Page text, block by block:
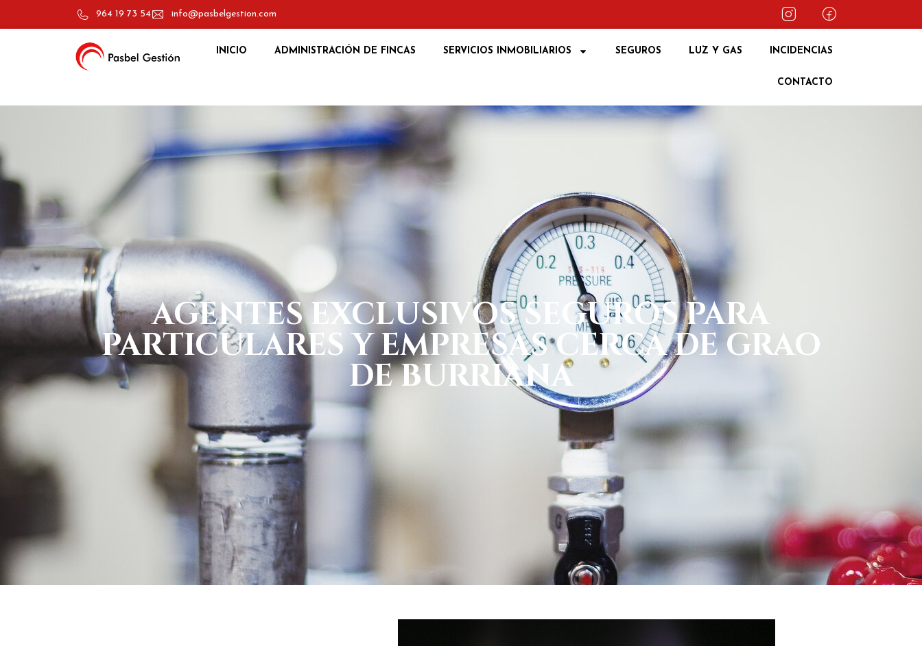
964 19 73 54 info@pasbelgestion.com
INICIO ADMINISTRACIÓN DE FINCAS SERVICIOS INMOBILIARIOS SEGUROS LUZ Y GAS INCIDENCIAS
CONTACTO
AGENTES EXCLUSIVOS SEGUROS PARA
PARTICULARES Y EMPRESAS CERCA DE GRAO
DE BURRIANA